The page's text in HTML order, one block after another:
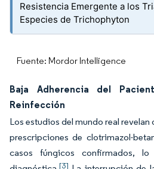
Resistencia Emergente a los
Especies de Trichophyton
Fuente: Mordor Intelligence
Baja Adherencia del
Reinfección
Los estudios del mundo real revelan
prescripciones de clotrimazol-
casos fúngicos confirmados,
[3]